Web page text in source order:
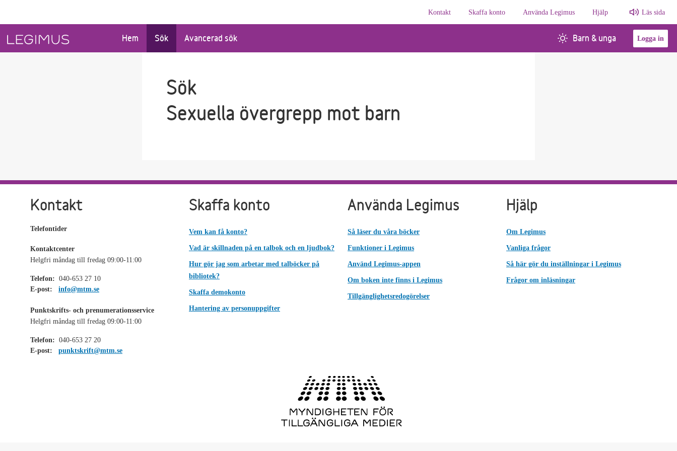
Kontakt
Skaffa konto Använda Legimus Hjälp Läs sida
Hem Sök Avancerad sök Barn & unga Logga in
Sök
Sexuella övergrepp mot barn
Kontakt
Telefontider
Kontaktcenter
Helgfri måndag till fredag 09:00-11:00
Telefon: 040-653 27 10
E-post:
info@mtm.se
Punktskrifts- och prenumerationsservice
Helgfri måndag till fredag 09:00-11:00
Telefon: 040-653 27 20
E-post:
punktskrift@mtm.se
Skaffa konto
Vem kan få konto?
Vad är skillnaden på en talbok och en ljudbok?
Hur gör jag som arbetar med talböcker på
bibliotek?
Skaffa demokonto
Hantering av personuppgifter
Använda Legimus
Så läser du våra böcker
Funktioner i Legimus
Använd Legimus-appen
Om boken inte finns i Legimus
Tillgänglighetsredogörelser
Hjälp
Om Legimus
Vanliga frågor
Så här gör du inställningar i Legimus
Frågor om inläsningar